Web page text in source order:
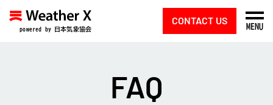
powered by 日本気象協会 MENU
CONTACT US
FAQ